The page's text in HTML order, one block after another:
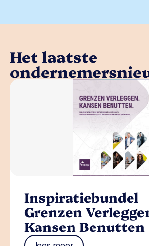
Het laatste
Inspiratiebundel
Grenzen
Kansen Benutten